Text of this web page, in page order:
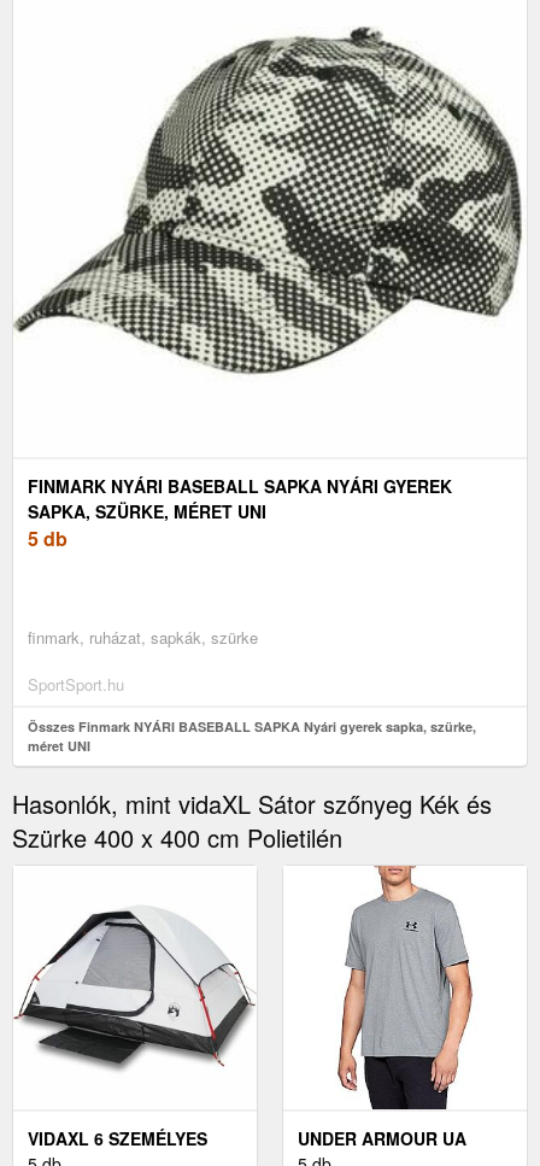
FINMARK NYÁRI BASEBALL SAPKA NYÁRI GYEREK
SAPKA, SZÜRKE, MÉRET UNI
5 db
finmark, ruházat, sapkák, szürke
SportSport.hu
Összes Finmark NYÁRI BASEBALL SAPKA Nyári gyerek sapka, szürke,
méret UNI
Hasonlók, mint vidaXL Sátor szőnyeg Kék és
Szürke 400 x 400 cm Polietilén
VIDAXL 6 SZEMÉLYES
UNDER ARMOUR UA